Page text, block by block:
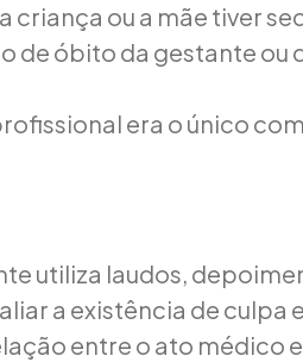
criança ou a mãe tiver
de óbito da gestante ou
era o único
utiliza laudos,
a existência de culpa
entre o ato médico